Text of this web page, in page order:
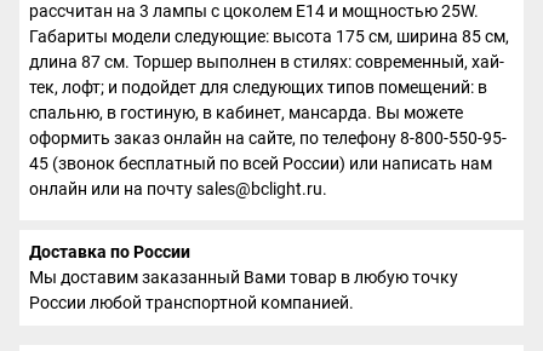
рассчитан на 3 лампы с цоколем E14 и мощностью 25W.
Габариты модели следующие: высота 175 см, ширина 85 см,
длина 87 см. Торшер выполнен в стилях: современный, хай-
тек, лофт; и подойдет для следующих типов помещений: в
спальню, в гостиную, в кабинет, мансарда. Вы можете
оформить заказ онлайн на сайте, по телефону 8-800-550-95-
45 (звонок бесплатный по всей России) или написать нам
онлайн или на почту sales@bclight.ru.
Доставка по России
Мы доставим заказанный Вами товар в любую точку
России любой транспортной компанией.